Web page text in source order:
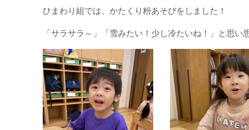
ひまわり組では、かたくり粉あそびをしました！
「サラサラ～」「雪みたい！少し冷たいね！」と思い